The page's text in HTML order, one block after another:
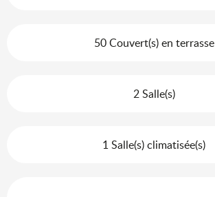
50 Couvert(s) en terrasse
2 Salle(s)
1 Salle(s) climatisée(s)